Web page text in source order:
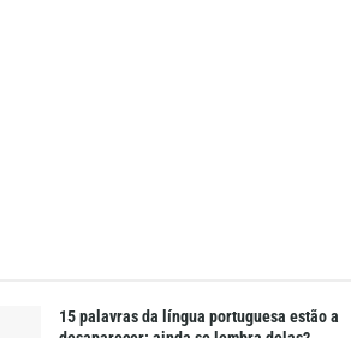
15 palavras da língua portuguesa estão a